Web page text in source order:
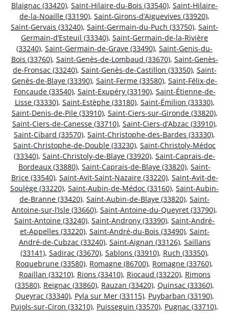
Blaignac (33420), Saint-Hilaire-du-Bois (33540), Saint-Hilaire-
de-la-Noaille (33190), Saint-Girons-d’Aiguevives (33920),
Saint-Gervais (33240), Saint-Germain-du-Puch (33750), Saint-
Germain-d’Esteuil (33340), Saint-Germain-de-la-Rivière
(33240), Saint-Germain-de-Grave (33490), Saint-Genis-du-
Bois (33760), Saint-Genès-de-Lombaud (33670), Saint-Genès-
de-Fronsac (33240), Saint-Genès-de-Castillon (33350), Saint-
Genès-de-Blaye (33390), Saint-Ferme (33580), Saint-Félix-de-
Foncaude (33540), Saint-Exupéry (33190), Saint-Étienne-de-
Lisse (33330), Saint-Estèphe (33180), Saint-Émilion (33330),
Saint-Denis-de-Pile (33910), Saint-Ciers-sur-Gironde (33820),
Saint-Ciers-de-Canesse (33710), Saint-Ciers-d’Abzac (33910),
Saint-Cibard (33570), Saint-Christophe-des-Bardes (33330),
Saint-Christophe-de-Double (33230), Saint-Christoly-Médoc
(33340), Saint-Christoly-de-Blaye (33920), Saint-Caprais-de-
Bordeaux (33880), Saint-Caprais-de-Blaye (33820), Saint-
Brice (33540), Saint-Avit-Saint-Nazaire (33220), Saint-Avit-de-
Soulège (33220), Saint-Aubin-de-Médoc (33160), Saint-Aubin-
de-Branne (33420), Saint-Aubin-de-Blaye (33820), Saint-
Antoine-sur-l’Isle (33660), Saint-Antoine-du-Queyret (33790),
Saint-Antoine (33240), Saint-Androny (33390), Saint-André-
et-Appelles (33220), Saint-André-du-Bois (33490), Saint-
André-de-Cubzac (33240), Saint-Aignan (33126), Saillans
(33141), Sadirac (33670), Sablons (33910), Ruch (33350),
Roquebrune (33580), Romagne (86700), Romagne (33760),
Roaillan (33210), Rions (33410), Riocaud (33220), Rimons
(33580), Reignac (33860), Rauzan (33420), Quinsac (33360),
Queyrac (33340), Pyla sur Mer (33115), Puybarban (33190),
Pujols-sur-Ciron (33210), Puisseguin (33570), Pugnac (33710),